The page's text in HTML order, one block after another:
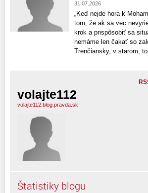
31.07.2026
„Keď nejde hora k
tom, že ak sa vec
krok a prispôsobiť sa
nemáme len čakať so
Trenčiansky, v starom,
volajte112
volajte112.blog.pravda.sk
Štatistiky blogu